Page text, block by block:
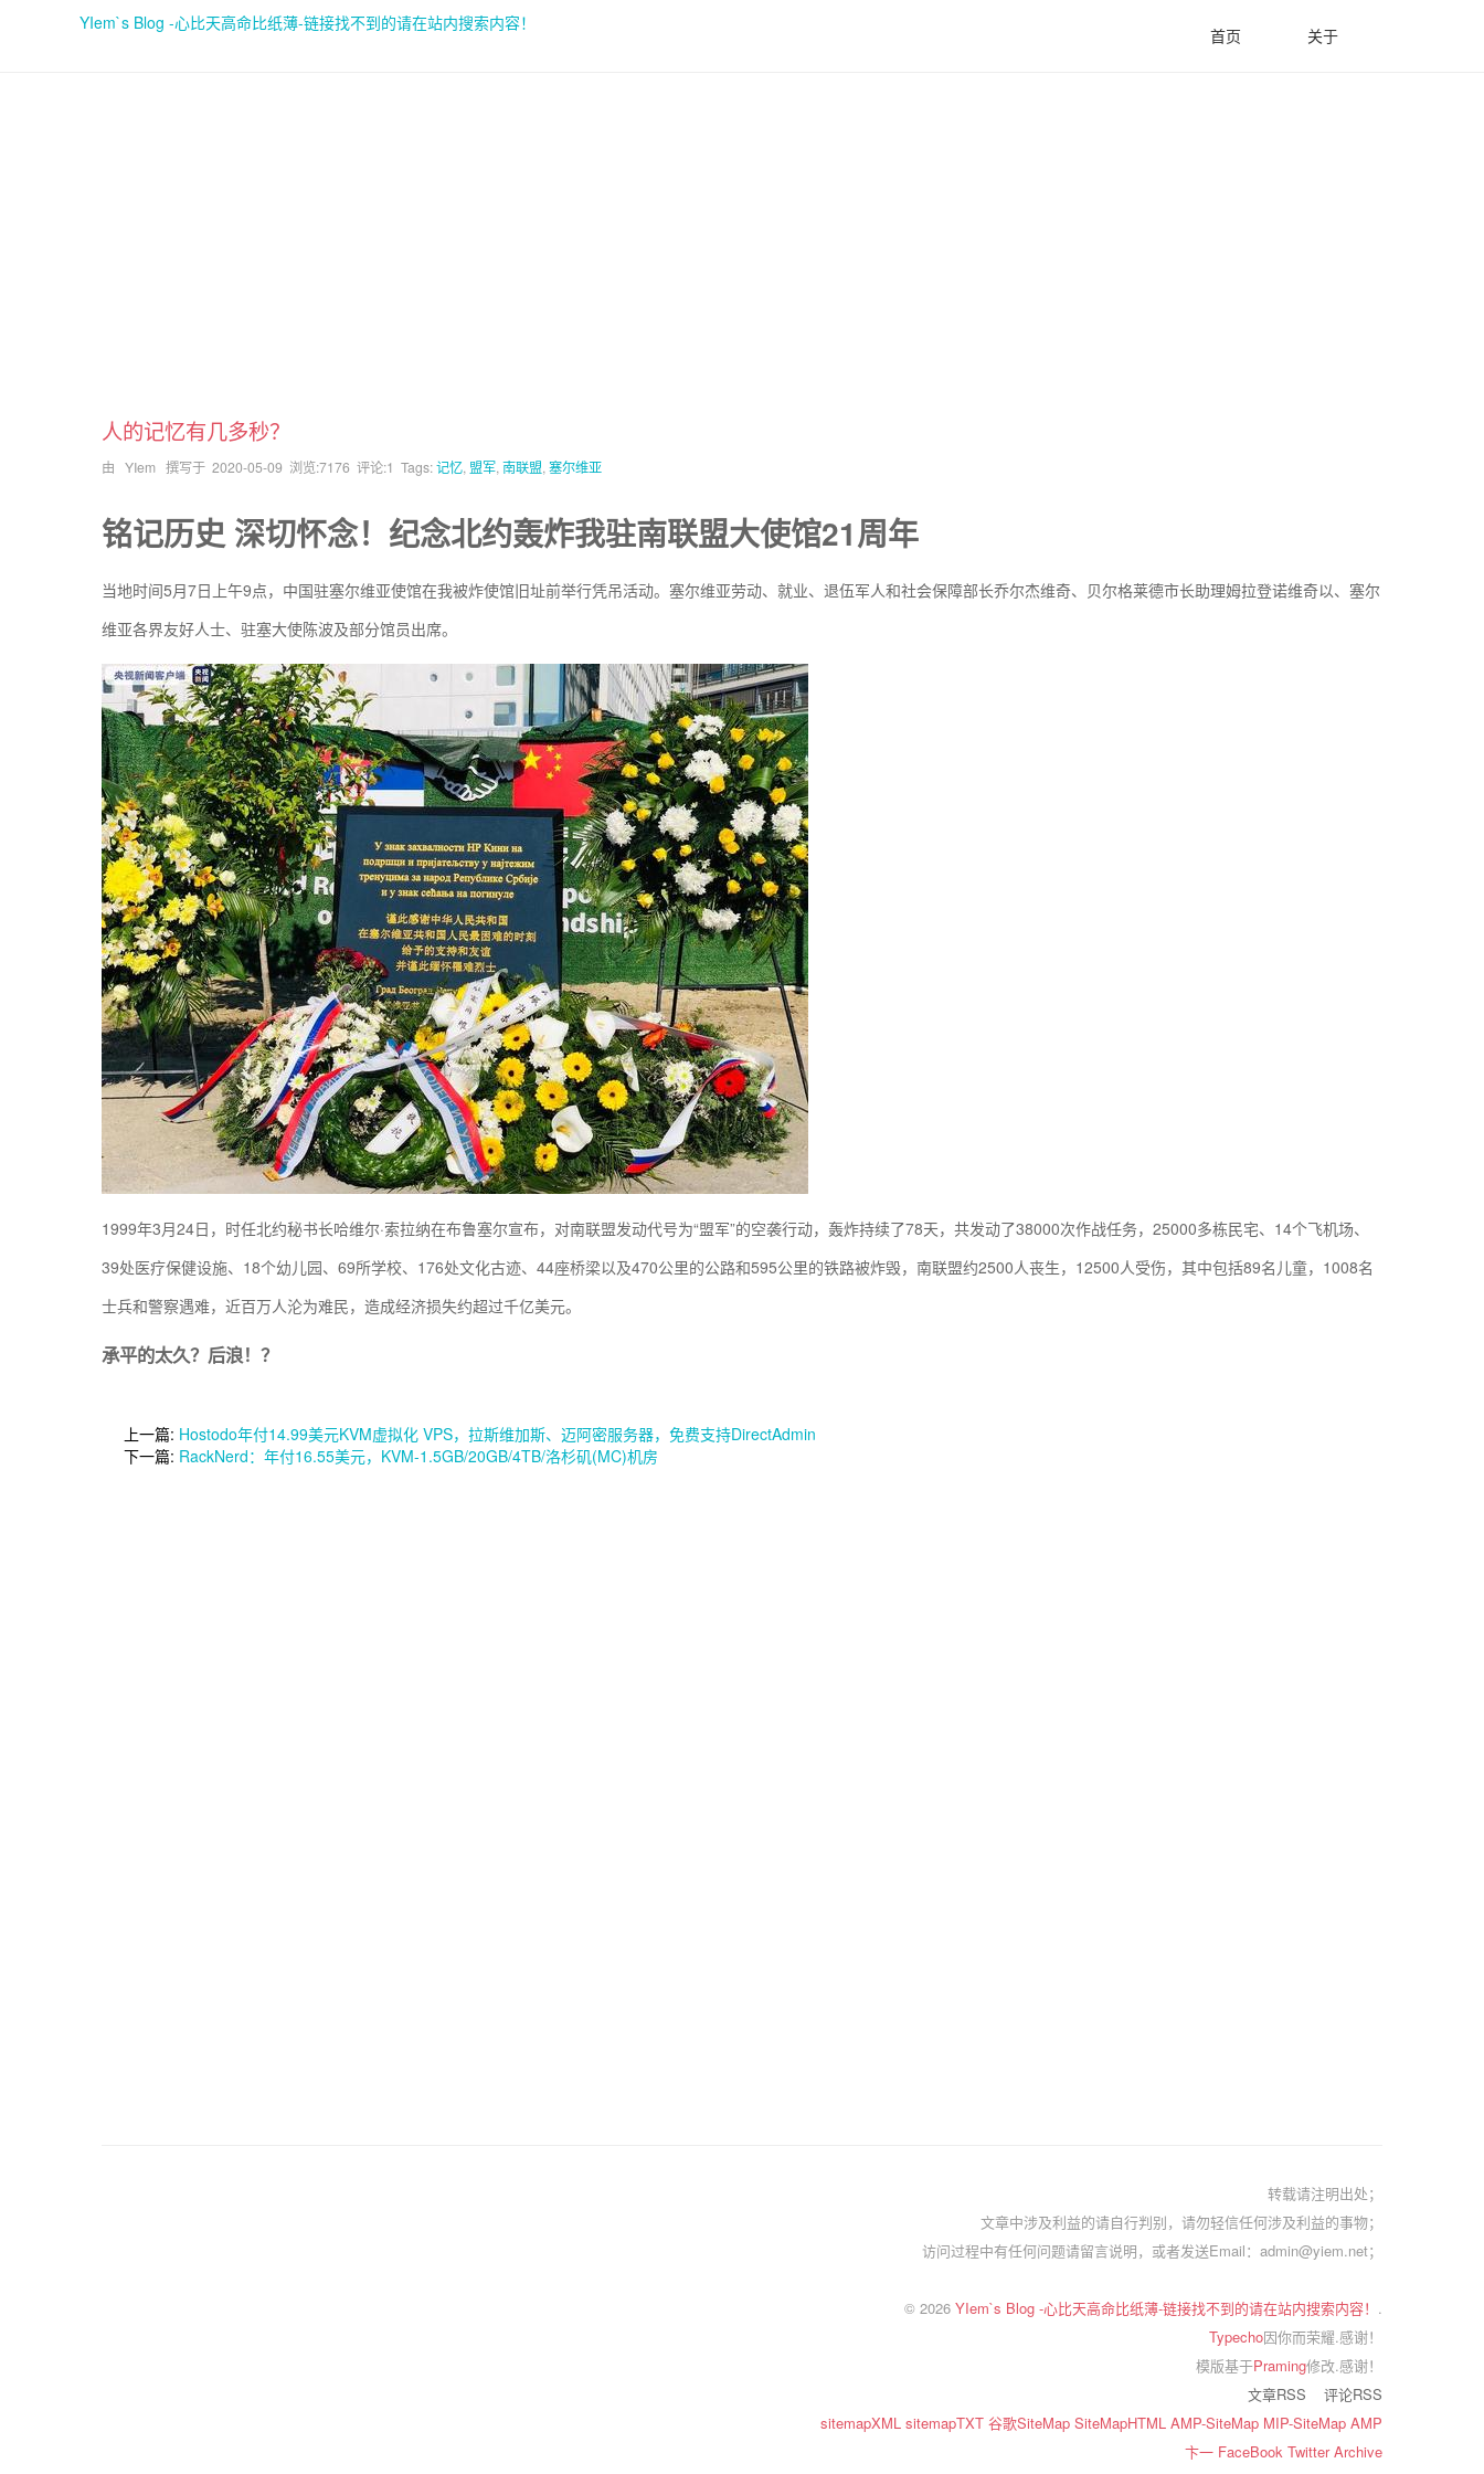
YIem`s Blog -心比天高命比纸薄-链接找不到的请在站内搜索内容！
首页 关于
人的记忆有几多秒？
由 YIem 撰写于 2020-05-09 浏览:7176 评论:1 Tags:记忆, 盟军, 南联盟, 塞尔维亚
铭记历史 深切怀念！纪念北约轰炸我驻南联盟大使馆21周年
当地时间5月7日上午9点，中国驻塞尔维亚使馆在我被炸使馆旧址前举行凭吊活动。塞尔维亚劳动、就业、退伍军人和社会保障部长乔尔杰维奇、贝尔格莱德市长助理姆拉登诺维奇以、塞尔
维亚各界友好人士、驻塞大使陈波及部分馆员出席。
1999年3月24日，时任北约秘书长哈维尔·索拉纳在布鲁塞尔宣布，对南联盟发动代号为“盟军”的空袭行动，轰炸持续了78天，共发动了38000次作战任务，25000多栋民宅、14个飞机场、
39处医疗保健设施、18个幼儿园、69所学校、176处文化古迹、44座桥梁以及470公里的公路和595公里的铁路被炸毁，南联盟约2500人丧生，12500人受伤，其中包括89名儿童，1008名
士兵和警察遇难，近百万人沦为难民，造成经济损失约超过千亿美元。
承平的太久？后浪！？
上一篇: Hostodo年付14.99美元KVM虚拟化 VPS，拉斯维加斯、迈阿密服务器，免费支持DirectAdmin
下一篇: RackNerd：年付16.55美元，KVM-1.5GB/20GB/4TB/洛杉矶(MC)机房
转载请注明出处；
文章中涉及利益的请自行判别，请勿轻信任何涉及利益的事物；
访问过程中有任何问题请留言说明，或者发送Email：admin@yiem.net；
© 2026 YIem`s Blog -心比天高命比纸薄-链接找不到的请在站内搜索内容！ .
Typecho因你而荣耀.感谢！
模版基于Praming修改.感谢！
文章RSS
评论RSS
sitemapXML sitemapTXT 谷歌SiteMap SiteMapHTML AMP-SiteMap MIP-SiteMap AMP
卞一 FaceBook TwitterArchive